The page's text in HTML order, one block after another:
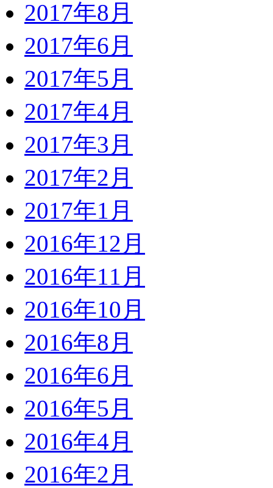
2017年8月
2017年6月
2017年5月
2017年4月
2017年3月
2017年2月
2017年1月
2016年12月
2016年11月
2016年10月
2016年8月
2016年6月
2016年5月
2016年4月
2016年2月